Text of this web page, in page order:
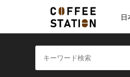
日